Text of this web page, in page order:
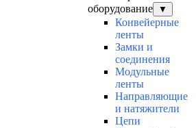
оборудование
▼
Конвейерные
ленты
Замки и
соединения
Модульные
ленты
Направляющие
и натяжители
Цепи